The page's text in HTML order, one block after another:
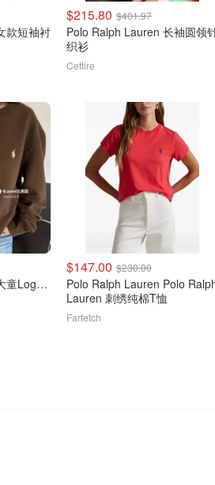
款短袖衬
$215.80 $401.97
Polo Ralph Lauren 长袖圆领
织衫
Cettire
Polo Ralph Lauren 大童Logo卫衣
$147.00 $230.00
Polo Ralph Lauren Polo
Lauren 刺绣纯棉T恤
Farfetch